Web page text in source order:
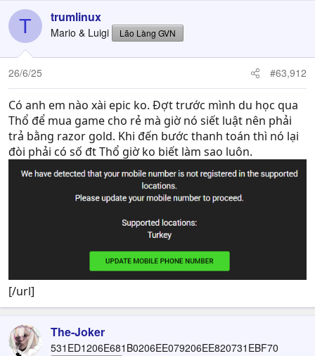
T trumlinux
Mario & Luigi Lão Làng GVN
26/6/25 #63,912
Có anh em nào xài epic ko. Đợt trước mình du học qua
Thổ để mua game cho rẻ mà giờ nó siết luật nên phải
trả bằng razor gold. Khi đến bước thanh toán thì nó lại
đòi phải có số đt Thổ giờ ko biết làm sao luôn.
[/url]
The-Joker
531ED1206E681B0206EE079206EE820731EBF70